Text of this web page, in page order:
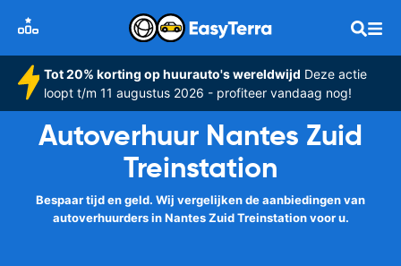
Tot 20% korting op huurauto's wereldwijd Deze actie
loopt t/m 11 augustus 2026 - profiteer vandaag nog!
Autoverhuur Nantes Zuid
Treinstation
Bespaar tijd en geld. Wij vergelijken de aanbiedingen van
autoverhuurders in Nantes Zuid Treinstation voor u.